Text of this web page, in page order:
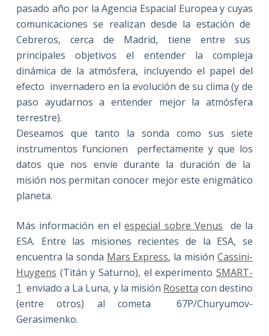
pasado año por la Agencia Espacial Europea y cuyas
comunicaciones se realizan desde la estación de
Cebreros, cerca de Madrid, tiene entre sus
principales objetivos el entender la compleja
dinámica de la atmósfera, incluyendo el papel del
efecto invernadero en la evolución de su clima (y de
paso ayudarnos a entender mejor la atmósfera
terrestre).
Deseamos que tanto la sonda como sus siete
instrumentos funcionen perfectamente y que los
datos que nos envie durante la duración de la
misión nos permitan conocer mejor este enigmático
planeta.
Más información en elespecial sobre Venus de la
ESA. Entre las misiones recientes de la ESA, se
encuentra la sonda Mars Express, la misiónCassini-
Huygens (Titán y Saturno), el experimentoSMART-
1 enviado a La Luna, y la misión Rosetta con destino
(entre otros) al cometa67P/Churyumov-
Gerasimenko.